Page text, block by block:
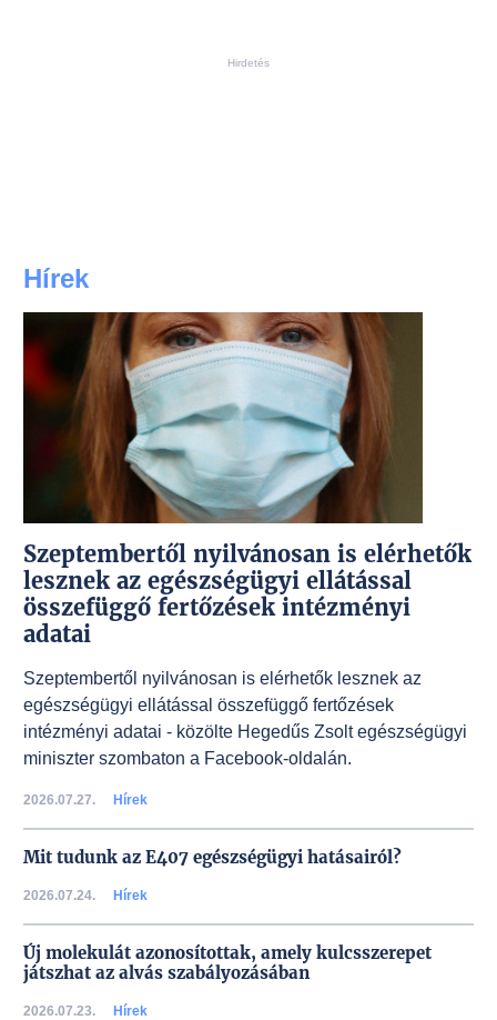
Hirdetés
Hírek
Szeptembertől nyilvánosan is elérhetők
lesznek az egészségügyi ellátással
összefüggő fertőzések intézményi
adatai
Szeptembertől nyilvánosan is elérhetők lesznek az
egészségügyi ellátással összefüggő fertőzések
intézményi adatai - közölte Hegedűs Zsolt egészségügyi
miniszter szombaton a Facebook-oldalán.
2026.07.27. Hírek
Mit tudunk az E407 egészségügyi hatásairól?
2026.07.24. Hírek
Új molekulát azonosítottak, amely kulcsszerepet
játszhat az alvás szabályozásában
2026.07.23. Hírek